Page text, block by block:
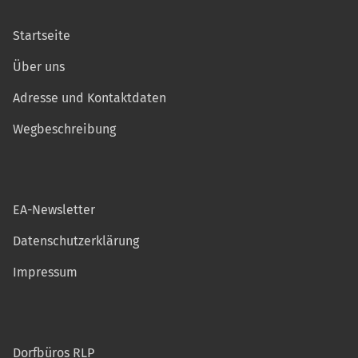
Startseite
Über uns
Adresse und Kontaktdaten
Wegbeschreibung
EA-Newsletter
Datenschutzerklärung
Impressum
Dorfbüros RLP